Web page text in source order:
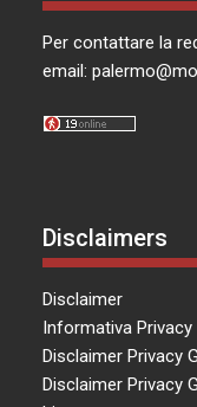
Per contattare la
email:
Disclaimers
Disclaimer
Informativa Privacy
Disclaimer Privacy
Disclaimer Privacy